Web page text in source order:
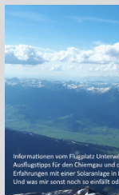
Zum
springen